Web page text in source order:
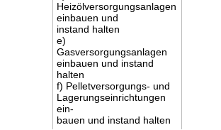
Heizölversorgungsanlagen
einbauen und
instand halten
e)
Gasversorgungsanlagen
einbauen und instand
halten
f) Pelletversorgungs- und
Lagerungseinrichtungen
ein-
bauen und instand halten